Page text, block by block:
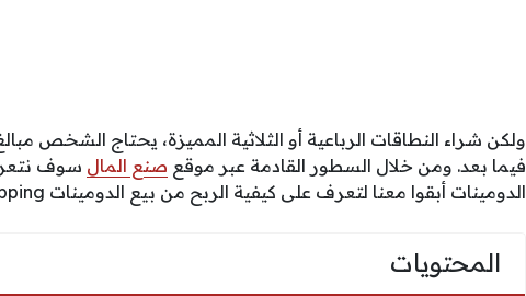
ولكن شراء النطاقات الرباعية أو الثلاثية المميزة، يحتاج الشخص
فيما بعد. ومن خلال السطور القادمة عبر موقع صنع المال سوف
الدومينات أبقوا معنا لتعرف على كيفية الربح من بيع الدومينات Domain Flipping.
المحتويات